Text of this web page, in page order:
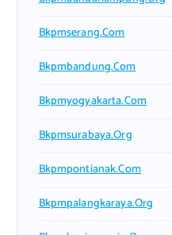
Bkpmserang.com
Bkpmbandung.com
Bkpmyogyakarta.com
Bkpmsurabaya.org
Bkpmpontianak.com
Bkpmpalangkaraya.org